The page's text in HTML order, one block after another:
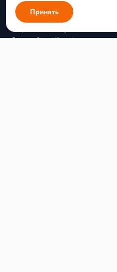
amoCRM + ЮKassa
Битрикс24 + MAX
Битрикс24 + WhatsApp
Принять